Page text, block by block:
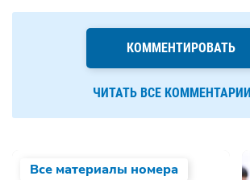
КОММЕНТИРОВАТЬ
ЧИТАТЬ ВСЕ КОММЕНТАРИИ
Все материалы номера